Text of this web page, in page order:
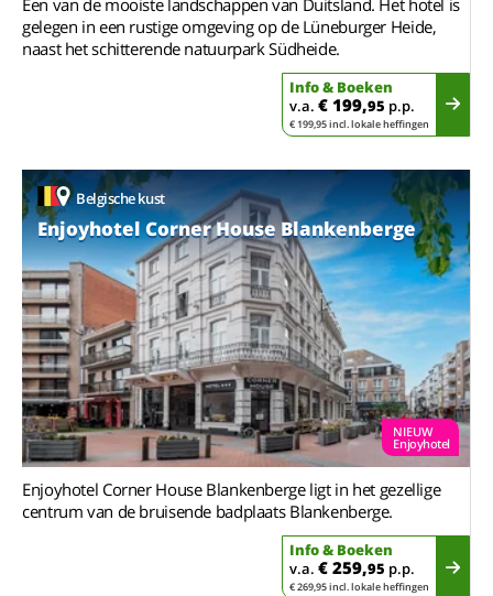
gelegen in een rustige omgeving op de Lüneburger Heide,
naast het schitterende natuurpark Südheide.
Info & Boeken
v.a. € 199,95 p.p.
€ 199,95 incl. lokale heffingen
Belgische kust
Enjoyhotel Corner House Blankenberge
NIEUW
Enjoyhotel
Enjoyhotel Corner House Blankenberge ligt in het gezellige
centrum van de bruisende badplaats Blankenberge.
Info & Boeken
v.a. € 259,95 p.p.
€ 269,95 incl. lokale heffingen